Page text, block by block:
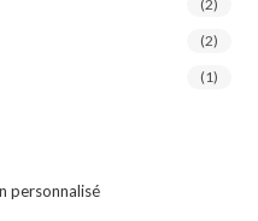
(2)
(2)
(1)
personnalisé